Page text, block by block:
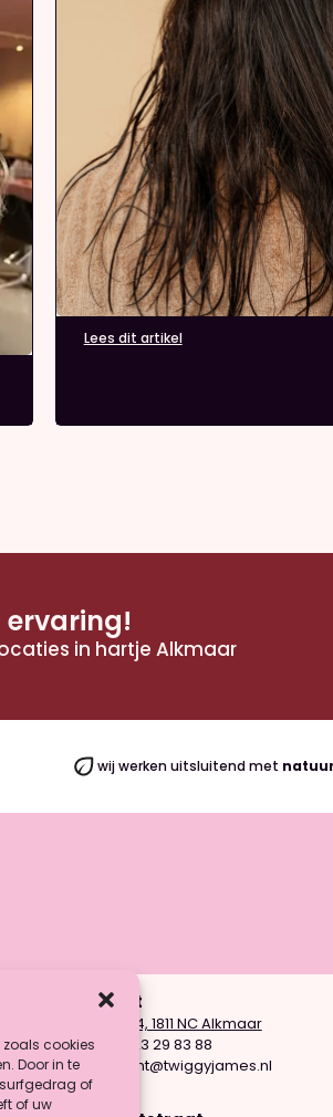
cookies
Door in te
of
of uw
Lees dit artikel
ervaring!
in hartje Alkmaar
wij werken uitsluitend met
Mient
Mient 4, 1811 NC Alkmaar
T:
06 23 29 83 88
mient@twiggyjames.nl